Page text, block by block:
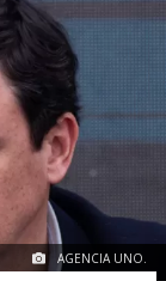
AGENCIA UNO.